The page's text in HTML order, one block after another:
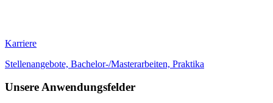
Karriere
Stellenangebote, Bachelor-/Masterarbeiten, Praktika
Unsere Anwendungsfelder